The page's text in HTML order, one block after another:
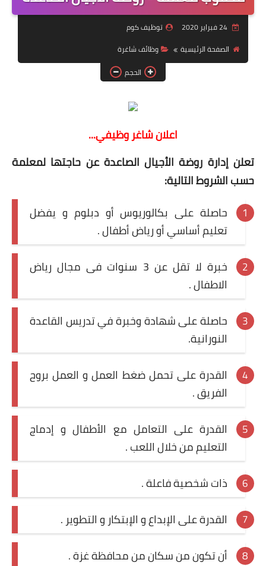
منوعات
نماذج سيرة ذاتية
24 فبراير 2020
توظيف كوم
الصفحة الرئيسية
وظائف شاغرة
الحجم
اعلان شاغر وظيفي...
تعلن إدارة روضة الأجيال الصاعدة عن حاجتها لمعلمة
حسب الشروط التالية:
حاصلة على بكالوريوس أو دبلوم و يفضل
تعليم أساسي أو رياض أطفال .
خبرة لا تقل عن 3 سنوات فى مجال رياض
الاطفال .
حاصلة على شهادة وخبرة في تدريس القاعدة
النورانية.
القدرة على تحمل ضغط العمل و العمل بروح
الفريق .
القدرة على التعامل مع الأطفال و إدماج
التعليم من خلال اللعب .
ذات شخصية فاعلة .
القدرة على الإبداع و الإبتكار و التطوير .
أن تكون من سكان من محافظة غزة .